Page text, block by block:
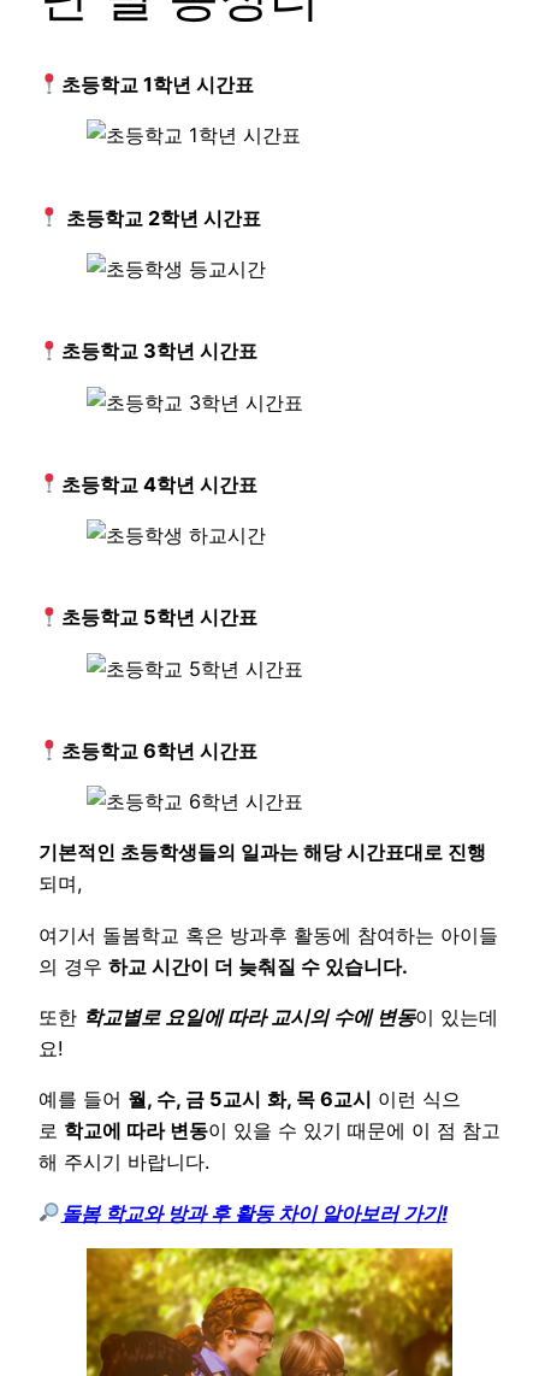
초등학교 1학년 시간표
초등학교 2학년 시간표
초등학교 3학년 시간표
초등학교 4학년 시간표
초등학교 5학년 시간표
초등학교 6학년 시간표
기본적인 초등학생들의 일과는 해당 시간표대로 진행
되며,
여기서 돌봄학교 혹은 방과후 활동에 참여하는 아이들
의 경우 하교 시간이 더 늦춰질 수 있습니다.
또한 학교별로 요일에 따라 교시의 수에 변동이 있는데
요!
예를 들어 월, 수, 금 5교시 화, 목 6교시 이런 식으
로 학교에 따라 변동이 있을 수 있기 때문에 이 점 참고
해 주시기 바랍니다.
돌봄 학교와 방과 후 활동 차이 알아보러 가기!